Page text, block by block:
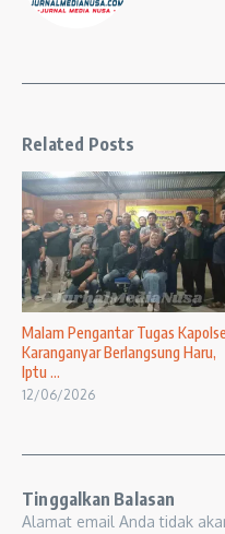
Related Posts
Malam Pengantar Tugas
Karanganyar Berlangsung Haru,
Iptu ...
12/06/2026
Tinggalkan Balasan
Alamat email Anda tidak